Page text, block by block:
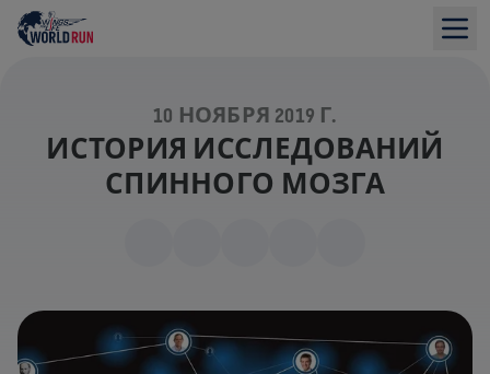
10 НОЯБРЯ 2019 Г.
ИСТОРИЯ ИССЛЕДОВАНИЙ
СПИННОГО МОЗГА